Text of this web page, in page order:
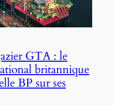
GTA : le
britannique
BP sur ses